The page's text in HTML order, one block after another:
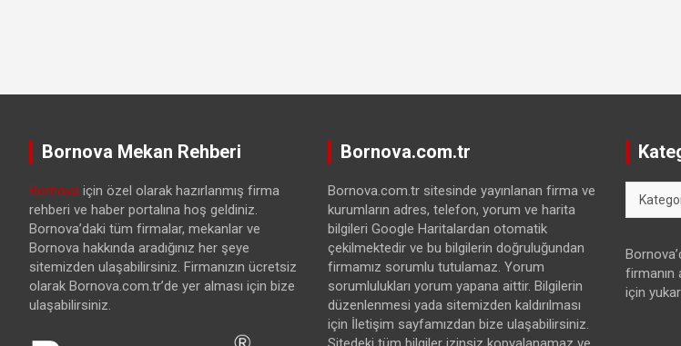
Bornova Mekan Rehberi
Bornova için özel olarak hazırlanmış firma
rehberi ve haber portalına hoş geldiniz.
Bornova’daki tüm firmalar, mekanlar ve
Bornova hakkında aradığınız her şeye
sitemizden ulaşabilirsiniz. Firmanızın ücretsiz
olarak Bornova.com.tr’de yer alması için bize
ulaşabilirsiniz.
Bornova.com.tr
Bornova.com.tr sitesinde yayınlanan firma ve
kurumların adres, telefon, yorum ve harita
bilgileri Google Haritalardan otomatik
çekilmektedir ve bu bilgilerin doğruluğundan
firmamız sorumlu tutulamaz. Yorum
sorumlulukları yorum yapana aittir. Bilgilerin
düzenlenmesi yada sitemizden kaldırılması
için İletişim sayfamızdan bize ulaşabilirsiniz.
firmanın
için